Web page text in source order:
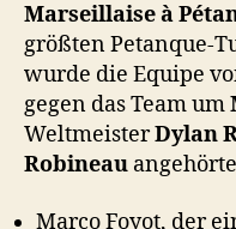
Marseillaise à
größten Petanque-
wurde die Equipe
gegen das Team um
WeltmeisterDylan
Robineau
Marco Foyot, der